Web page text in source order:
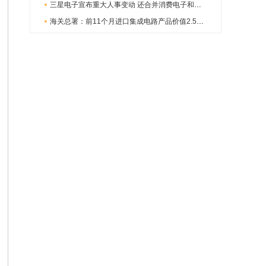
三星电子宣布重大人事变动 还合并消费电子和移动部门
海关总署：前11个月进口集成电路产品价值2.52万亿元 增长14.8%